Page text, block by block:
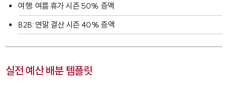
여행: 여름 휴가 시즌 50% 증액
B2B: 연말 결산 시즌 40% 증액
실전 예산 배분 템플릿